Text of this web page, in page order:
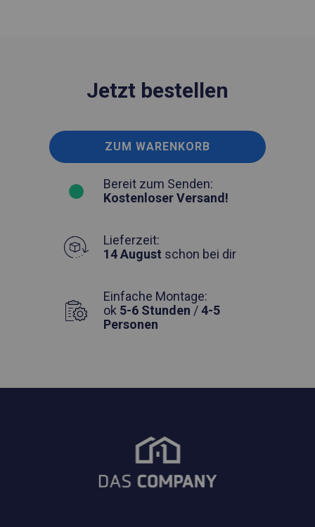
Jetzt bestellen
ZUM WARENKORB
Bereit zum Senden:
Kostenloser Versand!
Lieferzeit:
14 August schon bei dir
Einfache Montage:
ok 5-6 Stunden /4-5
Personen